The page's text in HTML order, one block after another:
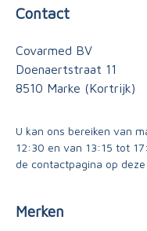
Contact
Covarmed BV
Doenaertstraat 11
8510 Marke (Kortrijk)
U kan ons bereiken van
12:30 en van 13:15 tot
de contactpagina op deze
Merken